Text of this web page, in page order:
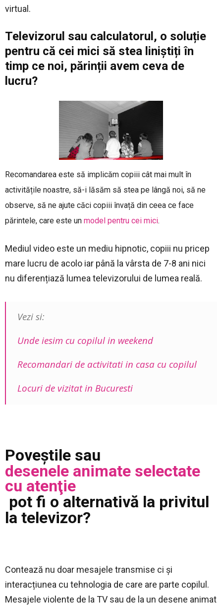
virtual.
Televizorul sau calculatorul, o soluție
pentru că cei mici să stea liniștiți în
timp ce noi, părinții avem ceva de
lucru?
Recomandarea este să implicăm copiii cât mai mult în
activitățile noastre, să-i lăsăm să stea pe lângă noi, să ne
observe, să ne ajute căci copiii învață din ceea ce face
părintele, care este un model pentru cei mici.
Mediul video este un mediu hipnotic, copiii nu pricep
mare lucru de acolo iar până la vârsta de 7-8 ani nici
nu diferențiază lumea televizorului de lumea reală.
Vezi si:
Unde iesim cu copilul in weekend
Recomandari de activitati in casa cu copilul
Locuri de vizitat in Bucuresti
Poveştile sau
desenele animate selectate
cu atenţie
pot fi o alternativă la privitul
la televizor?
Contează nu doar mesajele transmise ci și
interacțiunea cu tehnologia de care are parte copilul.
Mesajele violente de la TV sau de la un desene animat